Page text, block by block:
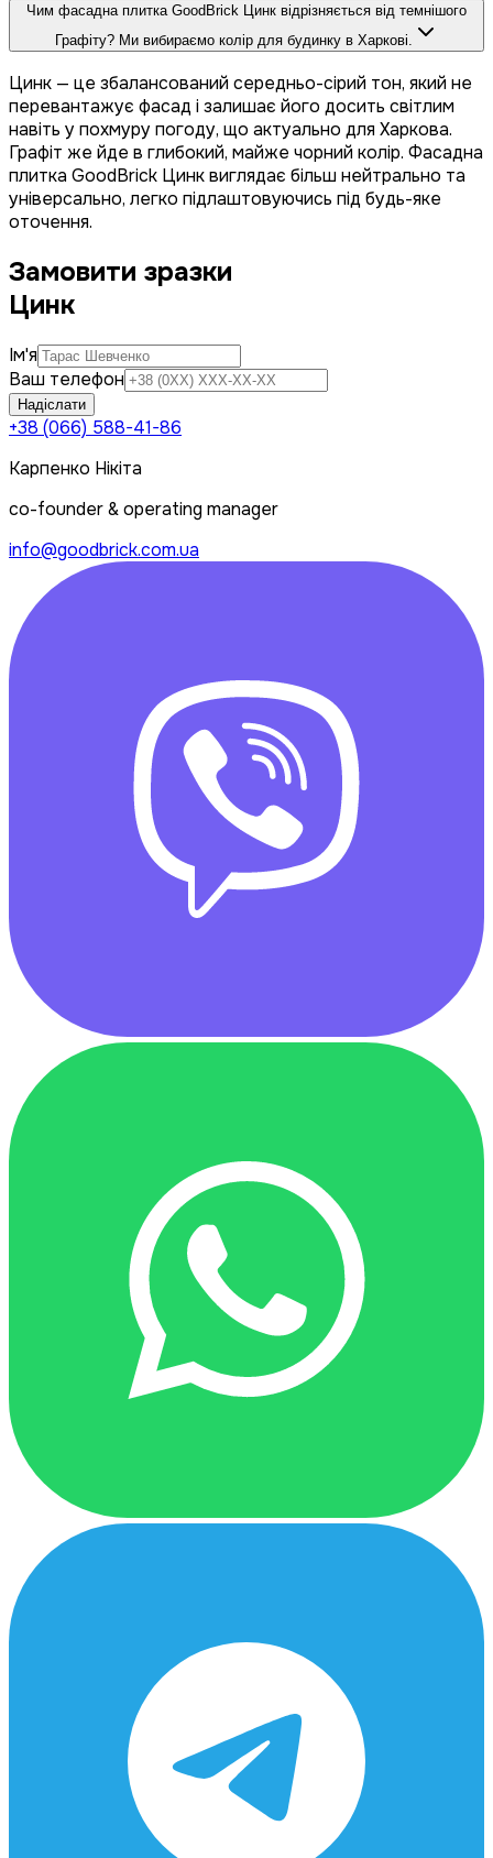
Чим фасадна плитка GoodBrick Цинк відрізняється від темнішого
Графіту? Ми вибираємо колір для будинку в Харкові.
Цинк — це збалансований середньо-сірий тон, який не
перевантажує фасад і залишає його досить світлим
навіть у похмуру погоду, що актуально для Харкова.
Графіт же йде в глибокий, майже чорний колір. Фасадна
плитка GoodBrick Цинк виглядає більш нейтрально та
універсально, легко підлаштовуючись під будь-яке
оточення.
Замовити зразки
Цинк
Ім'я
Ваш телефон
Надіслати
+38 (066) 588-41-86
Карпенко Нікіта
co-founder & operating manager
info@goodbrick.com.ua